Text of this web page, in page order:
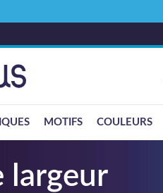
MOTIFS COULEURS
largeur